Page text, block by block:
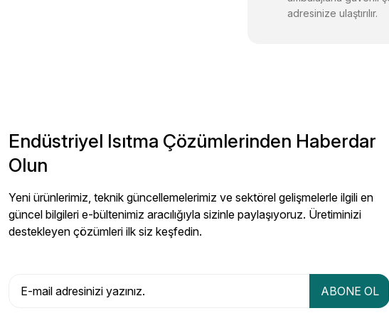
adresinize ulaştırılır.
Endüstriyel Isıtma Çözümlerinden Haberdar
Olun
Yeni ürünlerimiz, teknik güncellemelerimiz ve sektörel gelişmelerle ilgili en
güncel bilgileri e-bültenimiz aracılığıyla sizinle paylaşıyoruz. Üretiminizi
destekleyen çözümleri ilk siz keşfedin.
ABONE OL